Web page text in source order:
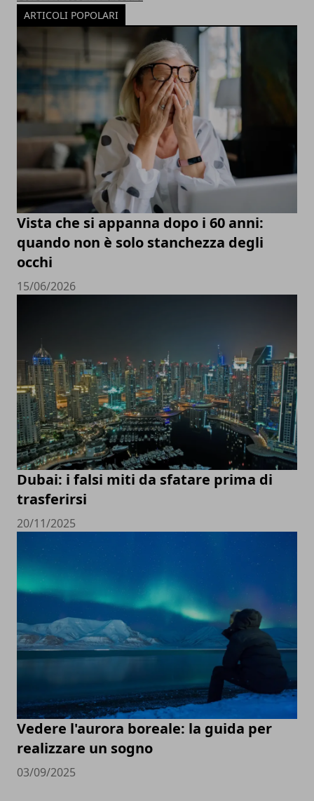
ARTICOLI POPOLARI
Vista che si appanna dopo i 60 anni:
quando non è solo stanchezza degli
occhi
15/06/2026
Dubai: i falsi miti da sfatare prima di
trasferirsi
20/11/2025
Vedere l'aurora boreale: la guida per
realizzare un sogno
03/09/2025